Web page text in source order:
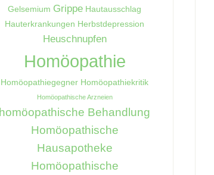
Gelsemium Grippe Hautausschlag
Hauterkrankungen Herbstdepression
Heuschnupfen
Homöopathie
Homöopathiegegner Homöopathiekritik
Homöopathische Arzneien
homöopathische Behandlung
Homöopathische
Hausapotheke
Homöopathische